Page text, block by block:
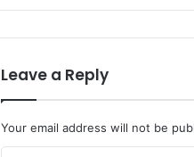
Leave a Reply
Your email address will not be